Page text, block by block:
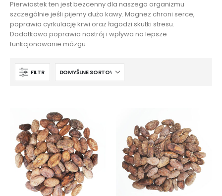
Pierwiastek ten jest bezcenny dla naszego organizmu
szczególnie jeśli pijemy dużo kawy. Magnez chroni serce,
poprawia cyrkulację krwi oraz łagodzi skutki stresu.
Dodatkowo poprawia nastrój i wpływa na lepsze
funkcjonowanie mózgu.
FILTR